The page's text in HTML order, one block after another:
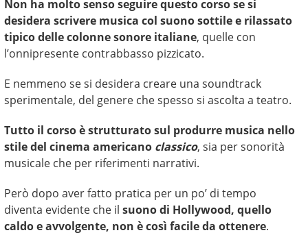
Non ha molto senso seguire questo corso se si
desidera scrivere musica col suono sottile e rilassato
tipico delle colonne sonore italiane, quelle con
l’onnipresente contrabbasso pizzicato.
E nemmeno se si desidera creare una soundtrack
sperimentale, del genere che spesso si ascolta a teatro.
Tutto il corso è strutturato sul produrre musica nello
stile del cinema americano classico, sia per sonorità
musicale che per riferimenti narrativi.
Però dopo aver fatto pratica per un po’ di tempo
diventa evidente che ilsuono di Hollywood, quello
caldo e avvolgente, non è così facile da ottenere.